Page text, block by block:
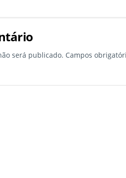
será publicado. Campos